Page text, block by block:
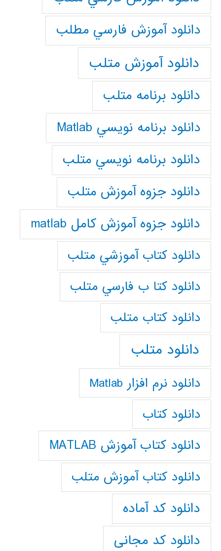
دانلود آموزش فارسي مطلب
دانلود آموزش متلب
دانلود برنامه متلب
دانلود برنامه نويسي Matlab
دانلود برنامه نويسي متلب
دانلود جزوه آموزش متلب
دانلود جزوه آموزش کامل matlab
دانلود كتاب آموزشي متلب
دانلود كتا ب فارسي متلب
دانلود كتاب متلب
دانلود متلب
دانلود نرم افزار Matlab
دانلود کتاب
دانلود کتاب آموزش MATLAB
دانلود کتاب آموزش متلب
دانلود کد آماده
دانلود کد مجانی